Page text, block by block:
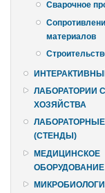
Сварочное
материалов
ЛАБОРАТОРИИ
ХОЗЯЙСТВА
(СТЕНДЫ)
МЕДИЦИНСКОЕ
ОБОРУДОВАНИЕ